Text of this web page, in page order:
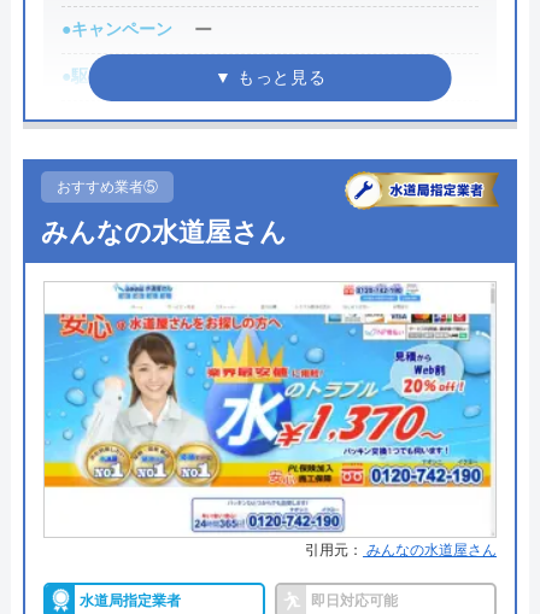
りますので、相談する際は必ず電話で相談し、その
際には必ず「サイトを見た」と伝えましょう。
公式サイトを見る
まずは電話相談！
0120-221-611
受付時間 24時間 年中無休
ハウスラボホームの基本情報
運営会社 株式会社ハウスラボ
代表者 勝島崇裕
創業・設立 2024年11月設立
〒113-0033
東京都文京区本郷5-1-11
対応エリア
●キャンペーン ー
●駆けつけ時間
●受付時間 店舗によって異なる
●定休日 店舗によって異なる
●出張見積もり ー
●支払い方法 ー
●累計実績 ー
●保証・保険 ー
詳細は公式HPでご確認ください
アトム電器チェーンがおすすめの理由
アトム電器チェーンは、全国展開を果たしている
「まるの電器屋さん」のフランチャイズチェーンで
す。給湯器の設置にも対応していますが、全国に店
おすすめ業者⑤
みんなの水道屋さん
引用元： みんなの水道屋さん
水道局指定業者 即日対応可能